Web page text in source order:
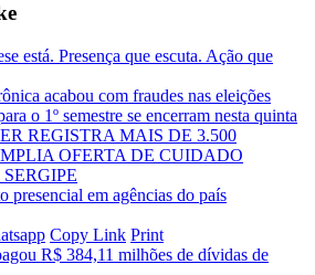
está. Presença que escuta. Ação que
acabou com fraudes nas eleições
o 1º semestre se encerram nesta quinta
REGISTRA MAIS DE 3.500
OFERTA DE CUIDADO
presencial em agências do país
Copy Link Print
R$ 384,11 milhões de dívidas de